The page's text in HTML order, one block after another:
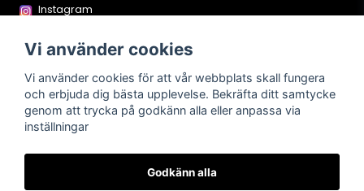
Instagram
TikTok
Vi använder cookies
Vi använder cookies för att vår webbplats skall fungera
och erbjuda dig bästa upplevelse. Bekräfta ditt samtycke
genom att trycka på godkänn alla eller anpassa via
inställningar
Godkänn alla